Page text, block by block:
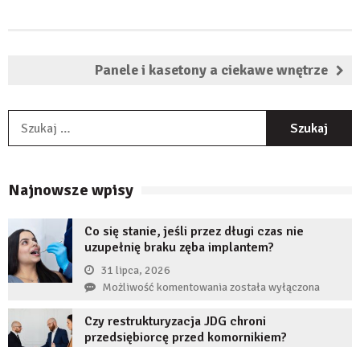
Panele i kasetony a ciekawe wnętrze
Najnowsze wpisy
Co się stanie, jeśli przez długi czas nie
uzupełnię braku zęba implantem?
31 lipca, 2026
Możliwość komentowaniaCo
stanie,
jeśli
została wyłączona
Czy restrukturyzacja JDG chroni
przedsiębiorcę przed komornikiem?